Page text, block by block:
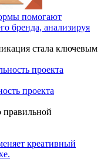
помогают
бренда, анализируя
стала ключевым
проекта